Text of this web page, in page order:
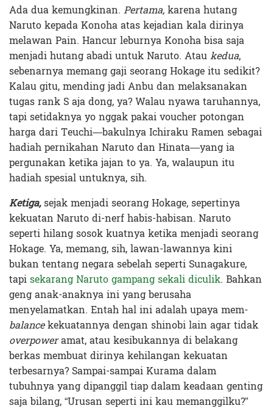
Ada dua kemungkinan. Pertama,karena hutang
Naruto kepada Konoha atas kejadian kala dirinya
melawan Pain. Hancur leburnya Konoha bisa saja
menjadi hutang abadi untuk Naruto. Ataukedua,
sebenarnya memang gaji seorang Hokage itu sedikit?
Kalau gitu, mending jadi Anbu dan melaksanakan
tugas rank S aja dong, ya? Walau nyawa taruhannya,
tapi setidaknya yo nggak pakai voucher potongan
harga dari Teuchi—bakulnya Ichiraku Ramen sebagai
hadiah pernikahan Naruto dan Hinata—yang ia
pergunakan ketika jajan to ya. Ya, walaupun itu
hadiah spesial untuknya, sih.
Ketiga,sejak menjadi seorang Hokage, sepertinya
kekuatan Naruto di-nerf habis-habisan. Naruto
seperti hilang sosok kuatnya ketika menjadi seorang
Hokage. Ya, memang, sih, lawan-lawannya kini
bukan tentang negara sebelah seperti Sunagakure,
tapisekarang Naruto gampang sekali diculik. Bahkan
geng anak-anaknya ini yang berusaha
menyelamatkan. Entah hal ini adalah upaya mem-
balancekekuatannya dengan shinobi lain agar tidak
overpoweramat, atau kesibukannya di belakang
berkas membuat dirinya kehilangan kekuatan
terbesarnya? Sampai-sampai Kurama dalam
tubuhnya yang dipanggil tiap dalam keadaan genting
saja bilang, “Urusan seperti ini kau memanggilku?”